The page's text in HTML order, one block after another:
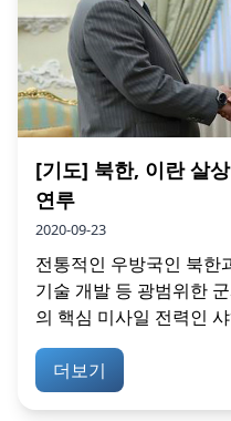
[기도] 북한, 이란 살
연루
2020-09-23
전통적인 우방국인 북한
기술 개발 등 광범위한
의 핵심 미사일 전력인
더보기